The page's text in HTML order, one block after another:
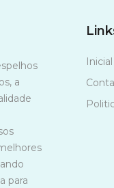
a
para
Inicial